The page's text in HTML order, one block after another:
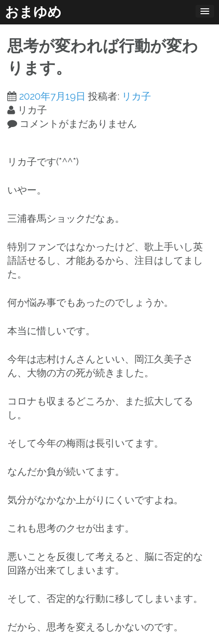
コ
ン
ン
ス
キ
ッ
プ
おまゆめ
思考が変われば行動が変わ
ります。
2020年7月19日 投稿者: リカ子
リカ子
コメントがまだありません
リカ子です(*^^*)
いやー。
三浦春馬ショックだなぁ。
特別ファンではなかったけど、歌上手いし英
語話せるし、才能あるから、注目はしてまし
た。
何か悩み事でもあったのでしょうか。
本当に惜しいです。
今年は志村けんさんといい、岡江久美子さ
ん、大物の方の死が続きました。
コロナも収まるどころか、また拡大してる
し。
そして今年の梅雨は長引いてます。
なんだか負が続いてます。
気分がなかなか上がりにくいですよね。
これも思考のクセが出ます。
悪いことを反復して考えると、脳に否定的な
回路が出来てしまいます。
そして、否定的な行動に移してしまいます。
だから、思考を変えるしかないのです。